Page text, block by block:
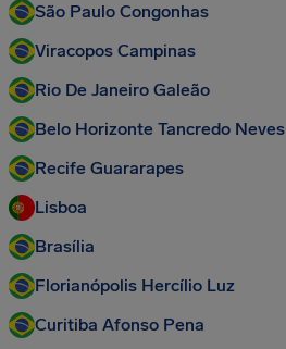
São Paulo Congonhas
Viracopos Campinas
Rio De Janeiro Galeão
Belo Horizonte Tancredo Neves
Recife Guararapes
Lisboa
Brasília
Florianópolis Hercílio Luz
Curitiba Afonso Pena